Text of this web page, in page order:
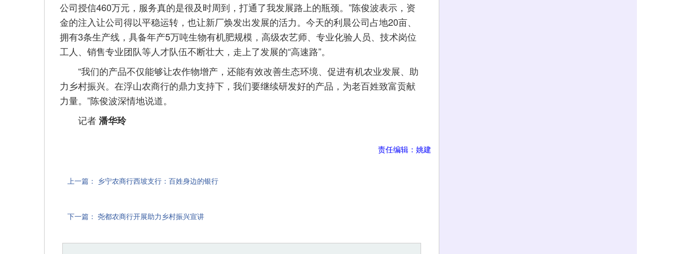
公司授信460万元，服务真的是很及时周到，打通了我发展路上的瓶颈。”陈俊波表示，资
金的注入让公司得以平稳运转，也让新厂焕发出发展的活力。今天的利晨公司占地20亩、
拥有3条生产线，具备年产5万吨生物有机肥规模，高级农艺师、专业化验人员、技术岗位
工人、销售专业团队等人才队伍不断壮大，走上了发展的“高速路”。
“我们的产品不仅能够让农作物增产，还能有效改善生态环境、促进有机农业发展、助
力乡村振兴。在浮山农商行的鼎力支持下，我们要继续研发好的产品，为老百姓致富贡献
力量。”陈俊波深情地说道。
记者潘华玲
责任编辑：姚建
上一篇： 乡宁农商行西坡支行：百姓身边的银行
下一篇： 尧都农商行开展助力乡村振兴宣讲